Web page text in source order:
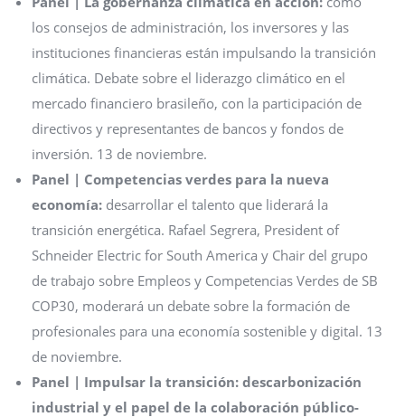
los consejos de administración, los inversores y las
instituciones financieras están impulsando la transición
climática. Debate sobre el liderazgo climático en el
mercado financiero brasileño, con la participación de
directivos y representantes de bancos y fondos de
inversión. 13 de noviembre.
Panel | Competencias verdes para la nueva
economía: desarrollar el talento que liderará la
transición energética. Rafael Segrera, President of
Schneider Electric for South America y Chair del grupo
de trabajo sobre Empleos y Competencias Verdes de SB
COP30, moderará un debate sobre la formación de
profesionales para una economía sostenible y digital. 13
de noviembre.
Panel | Impulsar la transición: descarbonización
industrial y el papel de la colaboración público-